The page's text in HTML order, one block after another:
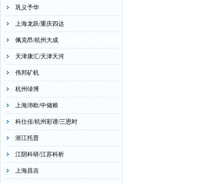
巩义予华
上海龙跃/重庆四达
佩克昂/杭州大成
天津康汇/天津天河
伟邦矿机
杭州绿博
上海沛欧/中储粮
科仕佳/杭州彩谱/三恩时
浙江托普
江阴科研/江苏科析
上海昌吉